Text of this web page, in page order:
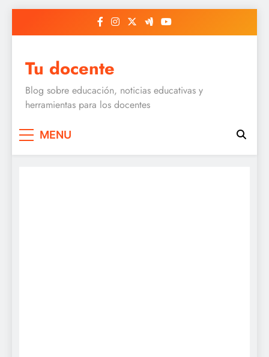
Tu docente
Blog sobre educación, noticias educativas y
herramientas para los docentes
MENU